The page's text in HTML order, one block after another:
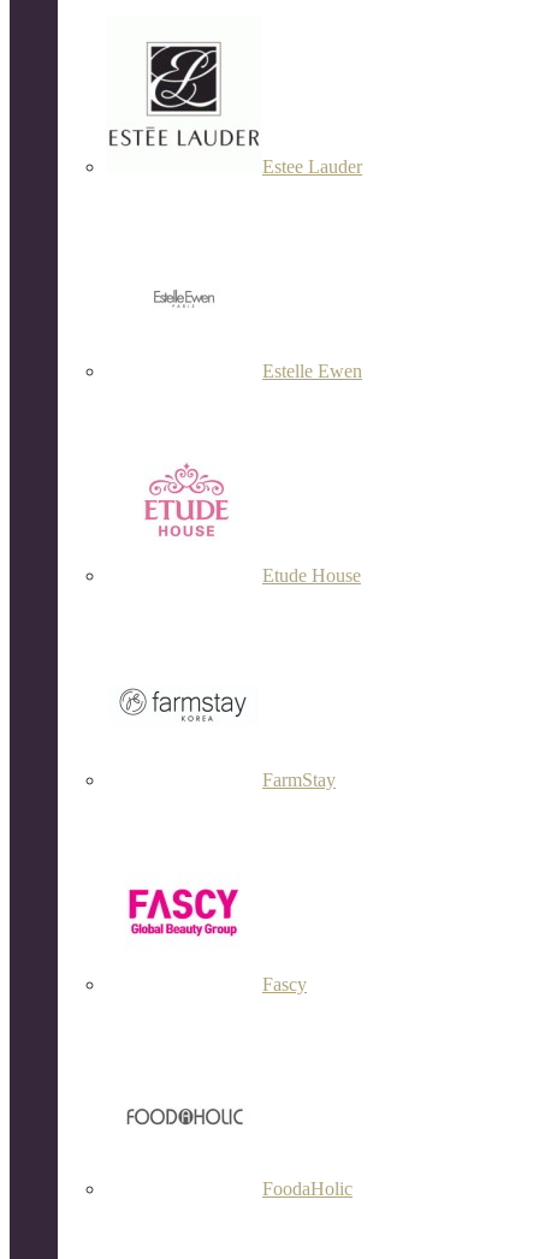
Estee Lauder
Estelle Ewen
Etude House
FarmStay
Fascy
FoodaHolic